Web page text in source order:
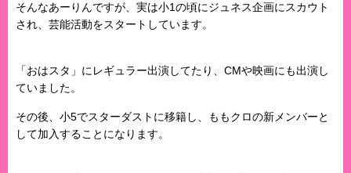
そんなあーりんですが、実は小1の頃にジュネス企画にスカウト
され、芸能活動をスタートしています。
「おはスタ」にレギュラー出演してたり、CMや映画にも出演し
ていました。
その後、小5でスターダストに移籍し、ももクロの新メンバーと
して加入することになります。